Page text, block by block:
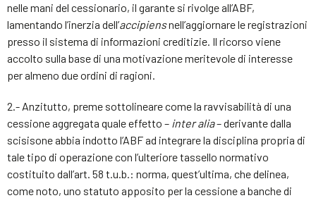
nelle mani del cessionario, il garante si rivolge all’ABF,
lamentando l’inerzia dell’accipiensnell’aggiornare le registrazioni
presso il sistema di informazioni creditizie. Il ricorso viene
accolto sulla base di una motivazione meritevole di interesse
per almeno due ordini di ragioni.
2.- Anzitutto, preme sottolineare come la ravvisabilità di una
cessione aggregata quale effetto – inter alia– derivante dalla
scisisone abbia indotto l’ABF ad integrare la disciplina propria di
tale tipo di operazione con l’ulteriore tassello normativo
costituito dall’art. 58 t.u.b.: norma, quest’ultima, che delinea,
come noto, uno statuto apposito per la cessione a banche di